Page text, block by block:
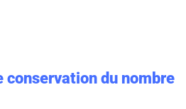
conservation du nombre